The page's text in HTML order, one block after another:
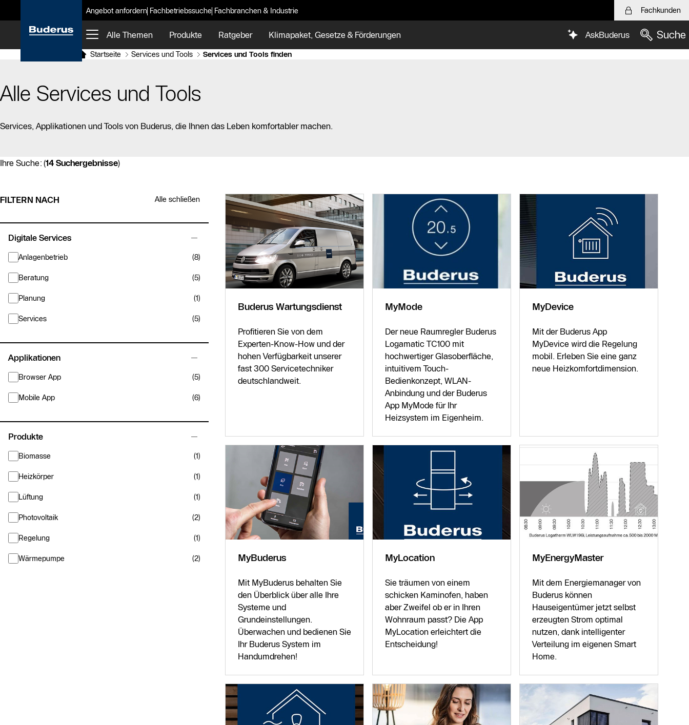
Angebot anfordern Fachbetriebssuche Fachbranchen & Industrie Fachkunden
Alle Themen Produkte Ratgeber Klimapaket, Gesetze & Förderungen AskBuderus Suche
Startseite Services und Tools Services und Tools finden
Alle Services und Tools
Services, Applikationen und Tools von Buderus, die Ihnen das Leben komfortabler machen.
Suchergebnisse sind geladen
Ihre Suche: (14 Suchergebnisse)
Zu den Suchergebnissen springen
Filterbereich
FILTERN NACH Alle schließen
Digitale Services
Anlagenbetrieb (8)
Beratung (5)
Planung (1)
Services (5)
Applikationen
Browser App (5)
Mobile App (6)
Produkte
Biomasse (1)
Heizkörper (1)
Lüftung (1)
Photovoltaik (2)
Regelung (1)
Wärmepumpe (2)
Ergebnisliste
Buderus Wartungsdienst
Profitieren Sie von dem
Experten-Know-How und der
hohen Verfügbarkeit unserer
fast 300 Servicetechniker
deutschlandweit.
MyMode
Der neue Raumregler Buderus
Logamatic TC100 mit
hochwertiger Glasoberfläche,
intuitivem Touch-
Bedienkonzept, WLAN-
Anbindung und der Buderus
App MyMode für Ihr
Heizsystem im Eigenheim.
MyDevice
Mit der Buderus App
MyDevice wird die Regelung
mobil. Erleben Sie eine ganz
neue Heizkomfortdimension.
MyBuderus
Mit MyBuderus behalten Sie
den Überblick über alle Ihre
Systeme und
Grundeinstellungen.
Überwachen und bedienen Sie
Ihr Buderus System im
Handumdrehen!
MyLocation
Sie träumen von einem
schicken Kaminofen, haben
aber Zweifel ob er in Ihren
Wohnraum passt? Die App
MyLocation erleichtert die
Entscheidung!
MyEnergyMaster
Mit dem Energiemanager von
Buderus können
Hauseigentümer jetzt selbst
erzeugten Strom optimal
nutzen, dank intelligenter
Verteilung im eigenen Smart
Home.